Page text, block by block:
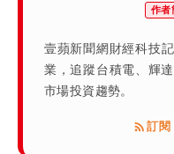
作者
壹蘋新聞網財經科技
業，追蹤台積電、輝
市場投資趨勢。
訂閱